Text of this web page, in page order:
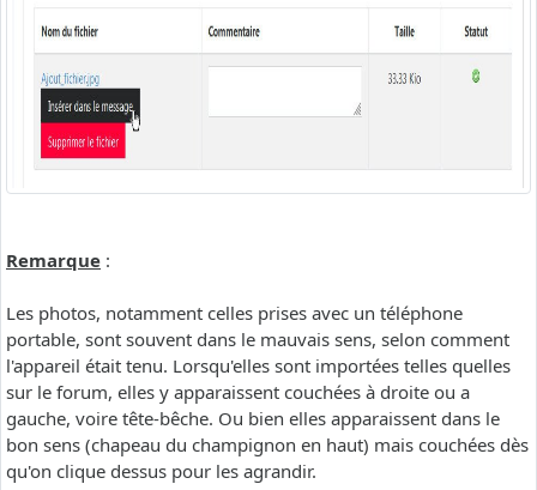
Remarque :
Les photos, notamment celles prises avec un téléphone
portable, sont souvent dans le mauvais sens, selon comment
l'appareil était tenu. Lorsqu'elles sont importées telles quelles
sur le forum, elles y apparaissent couchées à droite ou a
gauche, voire tête-bêche. Ou bien elles apparaissent dans le
bon sens (chapeau du champignon en haut) mais couchées dès
qu'on clique dessus pour les agrandir.